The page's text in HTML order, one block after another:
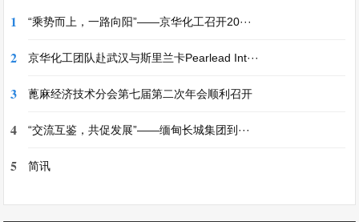
1 “乘势而上，一路向阳”——京华化工召开20···
2 京华化工团队赴武汉与斯里兰卡Pearlead Int···
3 蓖麻经济技术分会第七届第二次年会顺利召开
4 “交流互鉴，共促发展”——缅甸长城集团到···
5 简讯